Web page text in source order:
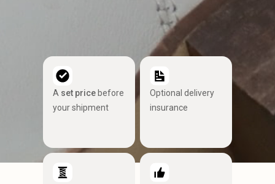
A set price before
your shipment
Optional delivery
insurance